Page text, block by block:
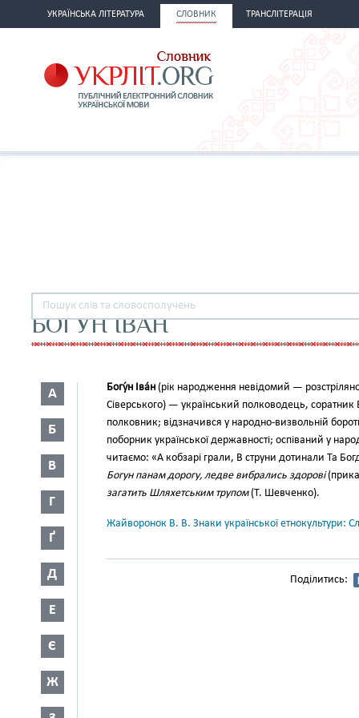
УКРАЇНСЬКА ЛІТЕРАТУРА СЛОВНИК ТРАНСЛІТЕРАЦІЯ
БОГУН ІВАН
А
Б
В
Г
Ґ
Д
Е
Є
Ж
Богу́н Іва́н (рік народження неві­домий —
Сіверського) — український полководець,
полковник; відзначився у на­родно-визвольній
поборник української державності; оспіваний у
читаємо: «А кобзарі грали, В струни дотинали Та
Богун панам дорогу, ледве вибрались здорові
загатить Шляхетським трупом(Т. Шевченко).
Жайворонок В. В. Знаки української етнокультури:
Поділитись: